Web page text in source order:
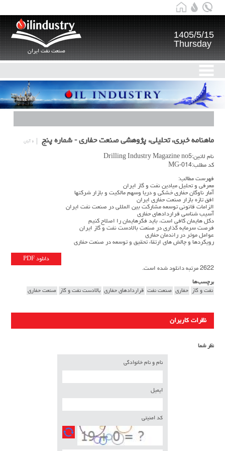
صنعت نفت ایران
1405/5/15
Thursday
ماهنامه خبری، تحلیلی، پژوهشی صنعت حفاری - شماره پنج ۶ آبان
نام لاتین:Drilling Industry Magazine no5
کد مطلب:MG-014
فهرست مطالب:
معرفی و تحلیل میادین نفت و گاز ایران
آمار ناوگان حفاری خشکی و دریا وسهم مالکیت و بازار شرکتها
افق تازه بازار صنعت حفاری ایران
الزامات قانونی توسعه مشارکت بین المللی در صنعت نفت ایران
آسیب شناسی قراردادهای حفاری
دکل هایمان کافی است، باید فکرهایمان را اصلاح کنیم
فرصت سرمایه گذاری در صنعت بالادست نفت و گاز ایران
عوامل موثر در راندمان حفاری
رویکردها و چالش های ارتقاء تحقیق و توسعه در صنعت حفاری
دانلود PDF
2622 مرتبه دانلود شده است.
برچسب‌ها
نفت و گاز
حفاری صنعت نفت قراردادهای حفاری بالادست نفت و گاز صنعت حفاری
نظرات کاربران
نظر شما
نام و نام خانوادگی
ایمیل
کد امنیتی